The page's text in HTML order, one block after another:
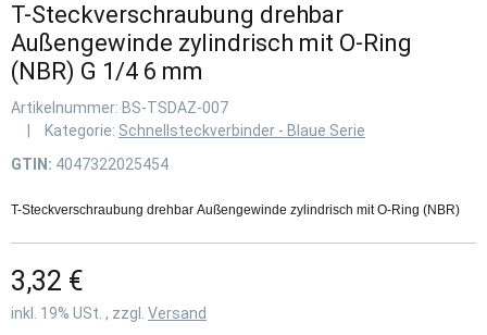
T-Steckverschraubung drehbar
Außengewinde zylindrisch mit O-Ring
(NBR) G 1/4 6 mm
Artikelnummer: BS-TSDAZ-007
Kategorie: Schnellsteckverbinder - Blaue Serie
GTIN: 4047322025454
T-Steckverschraubung drehbar Außengewinde zylindrisch mit O-Ring (NBR)
3,32 €
inkl. 19% USt. , zzgl. Versand